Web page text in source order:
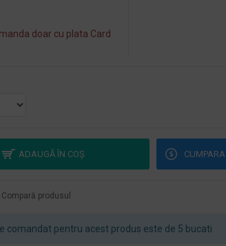
doar cu plata Card
ADAUGĂ ÎN COŞ
Compară produsul
comandat pentru acest produs este de 5 bucati